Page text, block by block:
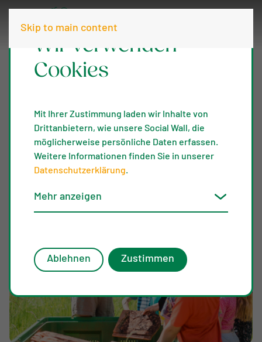
Skip to main content
Wir verwenden
Cookies
Mit Ihrer Zustimmung laden wir Inhalte von
Drittanbietern, wie unsere Social Wall, die
möglicherweise persönliche Daten erfassen.
Weitere Informationen finden Sie in unserer
Datenschutzerklärung.
Mehr anzeigen
Ablehnen Zustimmen